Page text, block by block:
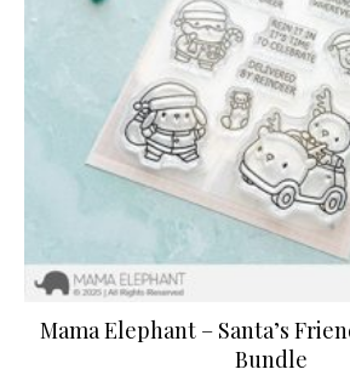
Mama Elephant – Santa’s
Bundle